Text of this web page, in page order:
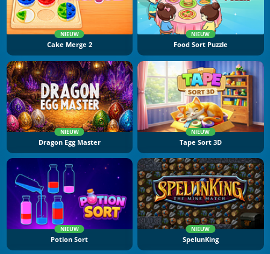
NIEUW
Cake Merge 2
NIEUW
Food Sort Puzzle
NIEUW
Dragon Egg Master
NIEUW
Tape Sort 3D
NIEUW
Potion Sort
NIEUW
SpelunKing